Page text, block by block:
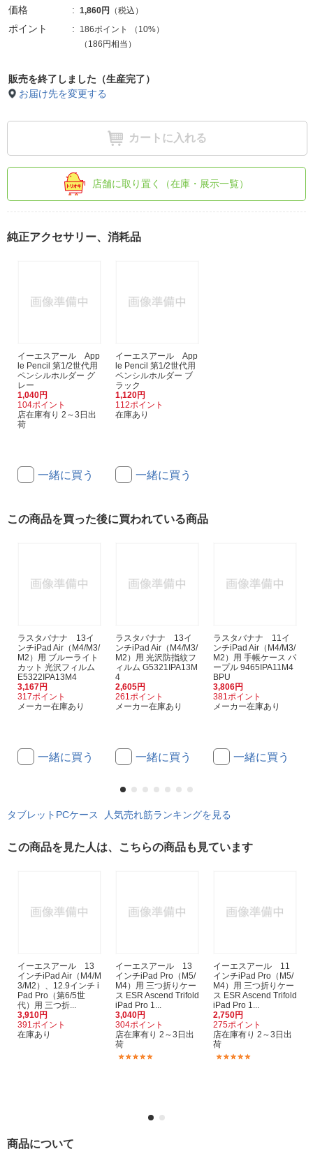
価格 1,860円 （税込）
ポイント 186ポイント （ 10%）
（186円相当）
販売を終了しました（生産完了）
お届け先を変更する
カートに入れる
店舗に取り置く（在庫・展示一覧）
純正アクセサリー、消耗品
イーエスアール App
le Pencil 第1/2世代用
ペンシルホルダー グ
レー
1,040円
104ポイント
店在庫有り 2～3日出
荷
一緒に買う
イーエスアール App
le Pencil 第1/2世代用
ペンシルホルダー ブ
ラック
1,120円
112ポイント
在庫あり
一緒に買う
この商品を買った後に買われている商品
ラスタバナナ 13イ
ンチiPad Air（M4/M3/
M2）用 ブルーライト
カット 光沢フィルム
E5322IPA13M4
3,167円
317ポイント
メーカー在庫あり
一緒に買う
ラスタバナナ 13イ
ンチiPad Air（M4/M3/
M2）用 光沢防指紋フ
ィルム G5321IPA13M
4
2,605円
261ポイント
メーカー在庫あり
一緒に買う
ラスタバナナ 11イ
ンチiPad Air（M4/M3/
M2）用 手帳ケース パ
ープル 9465IPA11M4
BPU
3,806円
381ポイント
メーカー在庫あり
一緒に買う
タブレットPCケース 人気売れ筋ランキングを見る
この商品を見た人は、こちらの商品も見ています
イーエスアール 13
インチiPad Air（M4/M
3/M2）、12.9インチ i
Pad Pro（第6/5世
代）用 三つ折...
3,910円
391ポイント
在庫あり
イーエスアール 13
インチiPad Pro（M5/
M4）用 三つ折りケー
ス ESR Ascend Trifold
iPad Pro 1...
3,040円
304ポイント
店在庫有り 2～3日出
荷
イーエスアール 11
インチiPad Pro（M5/
M4）用 三つ折りケー
ス ESR Ascend Trifold
iPad Pro 1...
2,750円
275ポイント
店在庫有り 2～3日出
荷
商品について